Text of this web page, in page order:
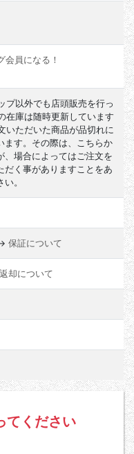
会員になる！
プ以外でも店頭販売を行っ
在庫は随時更新しています
いただいた商品が品切れに
ます。その際は、こちらか
、場合によってはご注文を
だく事がありますことをあ
。
保証について
却について
てください